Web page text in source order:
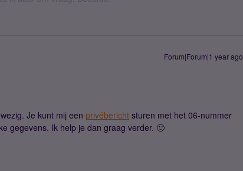
Forum|Forum|1 year ago
Je kunt mij een privébericht sturen met het 06-nummer
gegevens. Ik help je dan graag verder. 🙂